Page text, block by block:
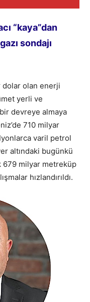
“kaya”dan
sondajı
dolar olan enerji
yerli ve
devreye almaya
710 milyar
varil petrol
altındaki bugünkü
679 milyar metreküp
hızlandırıldı.